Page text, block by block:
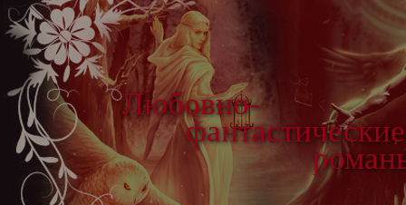
Любовно-
фантастические